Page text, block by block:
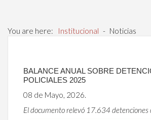
You are here: Institucional - Noticias
BALANCE ANUAL SOBRE
POLICIALES 2025
08 de Mayo, 2026.
El documento relevó 17.634 detenciones